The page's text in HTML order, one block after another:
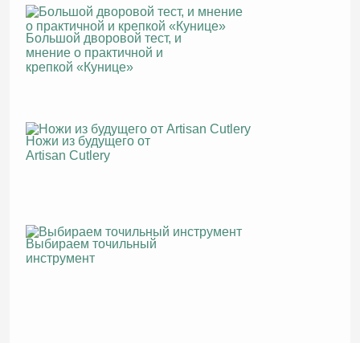
Большой дворовой тест, и
мнение о практичной и
крепкой «Кунице»
Ножи из будущего от
Artisan Cutlery
Выбираем точильный
инструмент